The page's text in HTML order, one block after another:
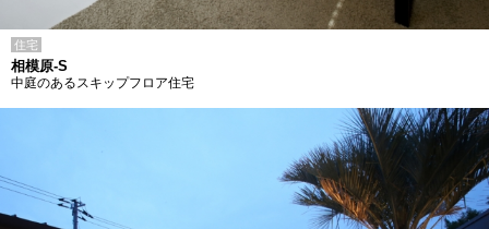
住宅
相模原-S
中庭のあるスキップフロア住宅